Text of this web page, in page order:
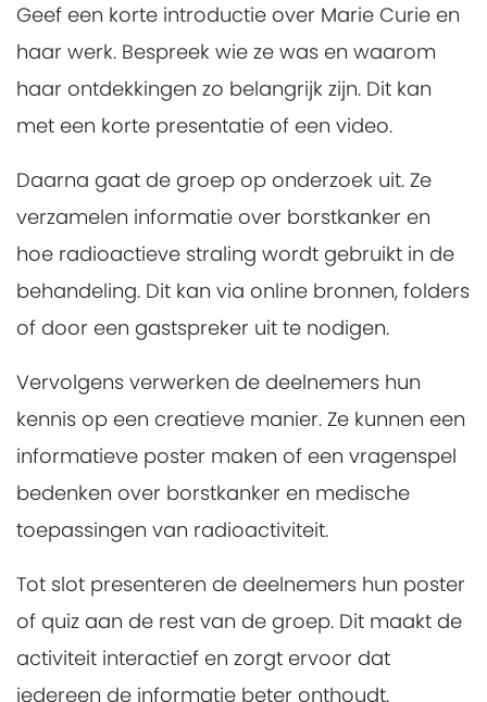
Geef een korte introductie over Marie Curie en
haar werk. Bespreek wie ze was en waarom
haar ontdekkingen zo belangrijk zijn. Dit kan
met een korte presentatie of een video.
Daarna gaat de groep op onderzoek uit. Ze
verzamelen informatie over borstkanker en
hoe radioactieve straling wordt gebruikt in de
behandeling. Dit kan via online bronnen, folders
of door een gastspreker uit te nodigen.
Vervolgens verwerken de deelnemers hun
kennis op een creatieve manier. Ze kunnen een
informatieve poster maken of een vragenspel
bedenken over borstkanker en medische
toepassingen van radioactiviteit.
Tot slot presenteren de deelnemers hun poster
of quiz aan de rest van de groep. Dit maakt de
activiteit interactief en zorgt ervoor dat
iedereen de informatie beter onthoudt.